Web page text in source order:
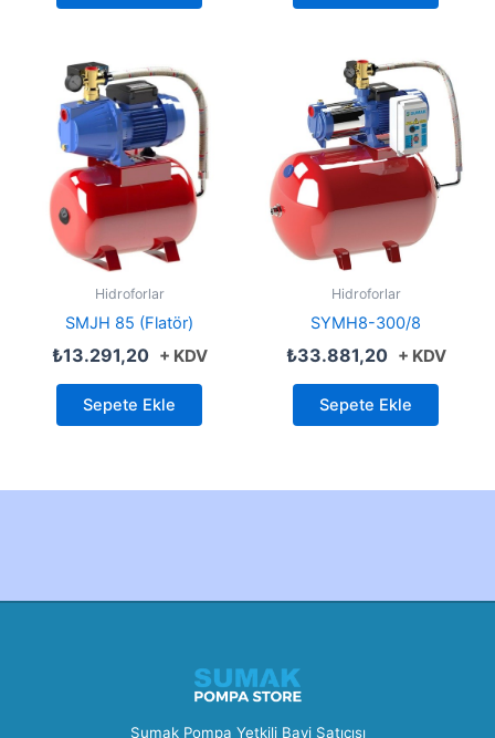
Hidroforlar
SMJH 85 (Flatör)
₺13.291,20 + KDV
Sepete Ekle
Hidroforlar
SYMH8-300/8
₺33.881,20 + KDV
Sepete Ekle
Sumak Pompa Yetkili Bayi Satıcısı